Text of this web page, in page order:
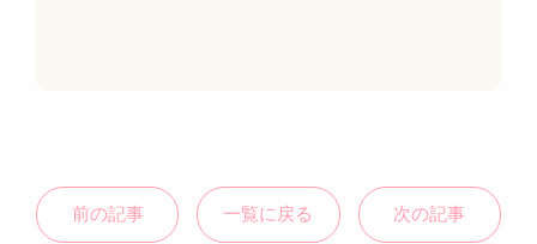
前の記事 一覧に戻る 次の記事